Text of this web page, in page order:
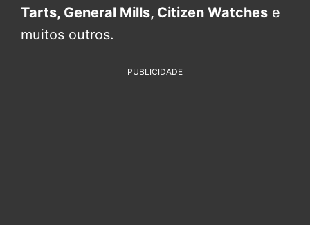
Tarts, General Mills, Citizen Watches e
muitos outros.
PUBLICIDADE